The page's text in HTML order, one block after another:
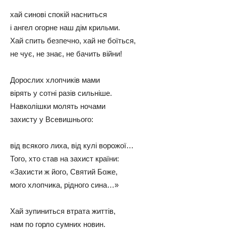
хай синові спокій насниться
і ангел огорне наш дім крильми.
Хай спить безпечно, хай не боїться,
не чує, не знає, не бачить війни!
Дорослих хлопчиків мами
вірять у сотні разів сильніше.
Навколішки молять ночами
захисту у Всевишнього:
від всякого лиха, від кулі ворожої…
Того, хто став на захист країни:
«Захисти ж його, Святий Боже,
мого хлопчика, рідного сина…»
Хай зупиниться втрата життів,
нам по горло сумних новин.